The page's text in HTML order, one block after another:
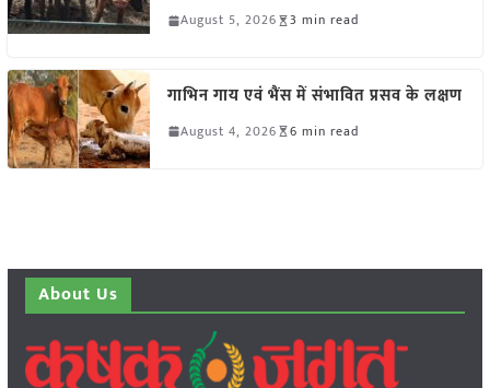
August 5, 2026 3 min read
गाभिन गाय एवं भैंस में संभावित प्रसव के लक्षण
August 4, 2026 6 min read
About Us